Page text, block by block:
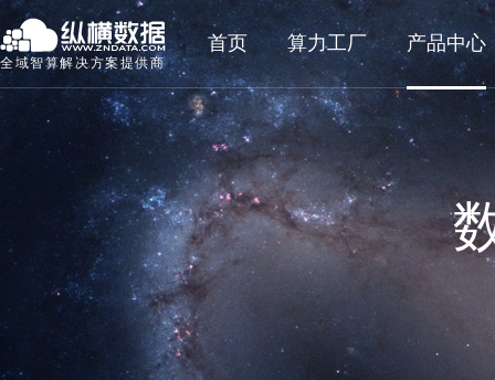
全域智算解决方案提供商
首页 算力工厂 产品中心